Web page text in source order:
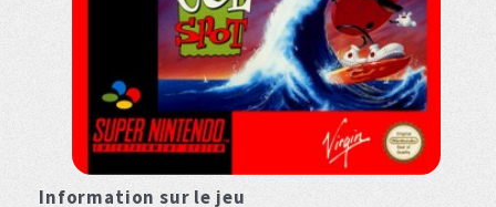
Information sur le jeu